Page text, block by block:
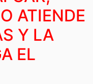
ATIENDE
Y LA
EL